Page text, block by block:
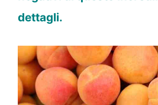
dettagli.